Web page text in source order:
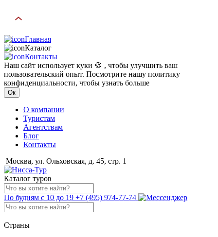
Главная
Каталог
Контакты
Наш сайт использует куки 🍪 , чтобы улучшить ваш
пользовательский опыт. Посмотрите нашу политику
конфиденциальности, чтобы узнать больше
Ок
О компании
Туристам
Агентствам
Блог
Контакты
Москва, ул. Ольховская, д. 45, стр. 1
Каталог туров
По будням с 10 до 19 +7 (495) 974-77-74
Страны